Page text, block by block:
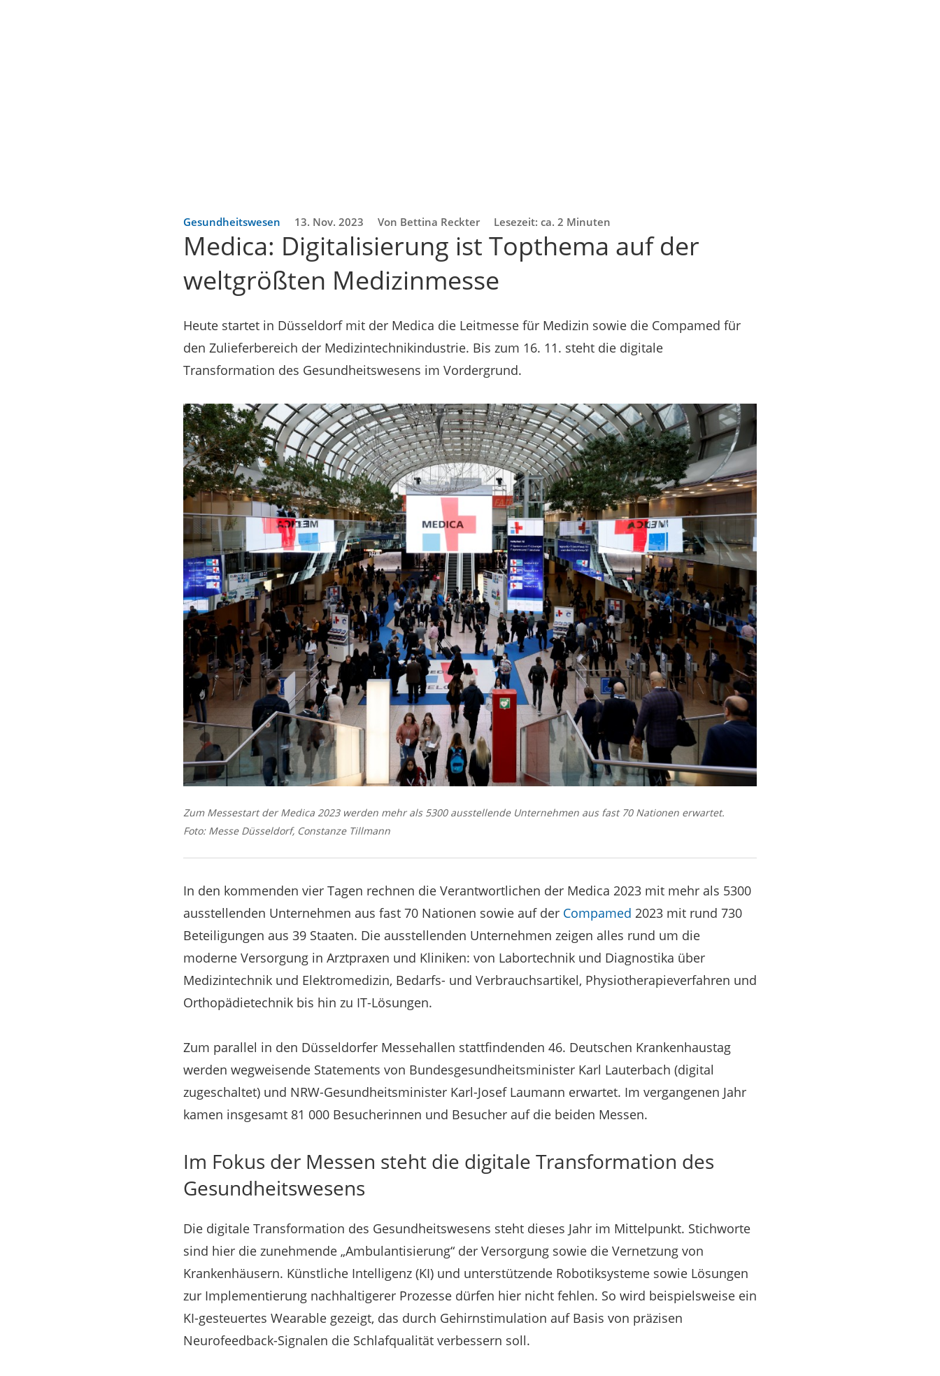
Gesundheitswesen 13. Nov. 2023 Von Bettina Reckter Lesezeit: ca. 2 Minuten
Medica: Digitalisierung ist Topthema auf der
weltgrößten Medizinmesse
Heute startet in Düsseldorf mit der Medica die Leitmesse für Medizin sowie die Compamed für
den Zulieferbereich der Medizintechnikindustrie. Bis zum 16. 11. steht die digitale
Transformation des Gesundheitswesens im Vordergrund.
Zum Messestart der Medica 2023 werden mehr als 5300 ausstellende Unternehmen aus fast 70 Nationen erwartet.
Foto: Messe Düsseldorf, Constanze Tillmann
In den kommenden vier Tagen rechnen die Verantwortlichen der Medica 2023 mit mehr als 5300
ausstellenden Unternehmen aus fast 70 Nationen sowie auf der Compamed 2023 mit rund 730
Beteiligungen aus 39 Staaten. Die ausstellenden Unternehmen zeigen alles rund um die
moderne Versorgung in Arztpraxen und Kliniken: von Labortechnik und Diagnostika über
Medizintechnik und Elektromedizin, Bedarfs- und Verbrauchsartikel, Physiotherapieverfahren und
Orthopädietechnik bis hin zu IT-Lösungen.
Zum parallel in den Düsseldorfer Messehallen stattfindenden 46. Deutschen Krankenhaustag
werden wegweisende Statements von Bundesgesundheitsminister Karl Lauterbach (digital
zugeschaltet) und NRW-Gesundheitsminister Karl-Josef Laumann erwartet. Im vergangenen Jahr
kamen insgesamt 81 000 Besucherinnen und Besucher auf die beiden Messen.
Im Fokus der Messen steht die digitale Transformation des
Gesundheitswesens
Die digitale Transformation des Gesundheitswesens steht dieses Jahr im Mittelpunkt. Stichworte
sind hier die zunehmende „Ambulantisierung“ der Versorgung sowie die Vernetzung von
Krankenhäusern. Künstliche Intelligenz (KI) und unterstützende Robotiksysteme sowie Lösungen
zur Implementierung nachhaltigerer Prozesse dürfen hier nicht fehlen. So wird beispielsweise ein
KI-gesteuertes Wearable gezeigt, das durch Gehirnstimulation auf Basis von präzisen
Neurofeedback-Signalen die Schlafqualität verbessern soll.